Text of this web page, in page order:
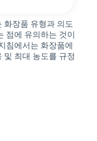
화장품 유형과 의도
점에 유의하는 것이
침에서는 화장품에
및 최대 농도를 규정